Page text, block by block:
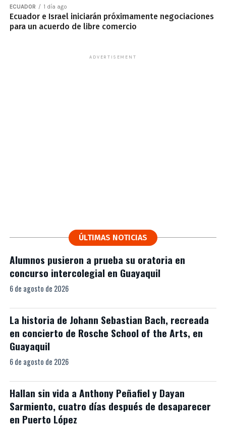
ECUADOR 1 día ago
Ecuador e Israel iniciarán próximamente negociaciones
para un acuerdo de libre comercio
ADVERTISEMENT
ÚLTIMAS NOTICIAS
Alumnos pusieron a prueba su oratoria en
concurso intercolegial en Guayaquil
6 de agosto de 2026
La historia de Johann Sebastian Bach, recreada
en concierto de Rosche School of the Arts, en
Guayaquil
6 de agosto de 2026
Hallan sin vida a Anthony Peñafiel y Dayan
Sarmiento, cuatro días después de desaparecer
en Puerto López